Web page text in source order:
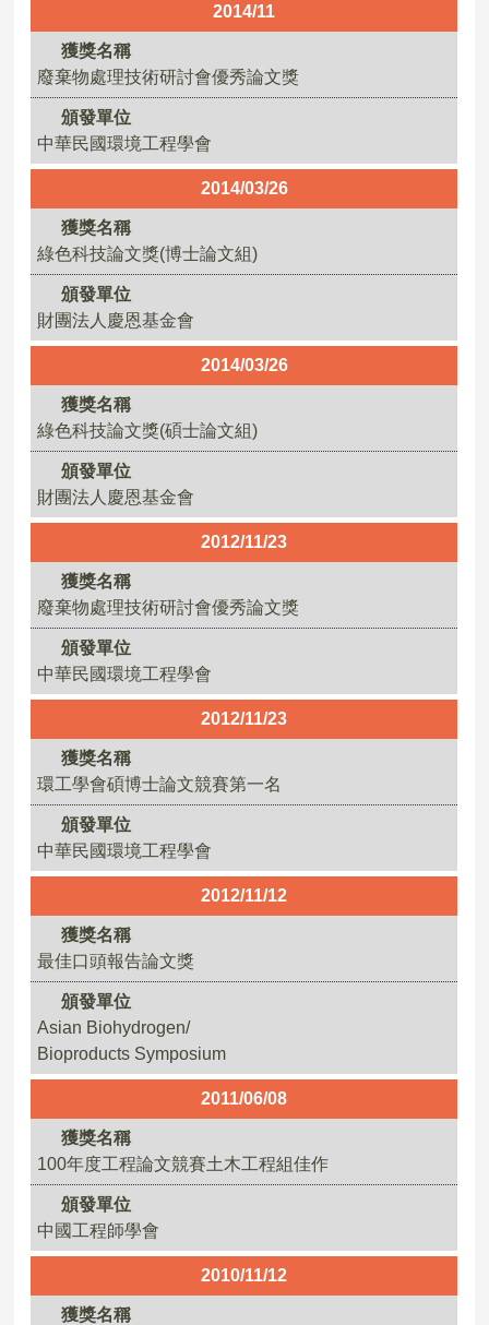
2014/11
獲獎名稱
廢棄物處理技術研討會優秀論文獎
頒發單位
中華民國環境工程學會
2014/03/26
獲獎名稱
綠色科技論文獎(博士論文組)
頒發單位
財團法人慶恩基金會
2014/03/26
獲獎名稱
綠色科技論文獎(碩士論文組)
頒發單位
財團法人慶恩基金會
2012/11/23
獲獎名稱
廢棄物處理技術研討會優秀論文獎
頒發單位
中華民國環境工程學會
2012/11/23
獲獎名稱
環工學會碩博士論文競賽第一名
頒發單位
中華民國環境工程學會
2012/11/12
獲獎名稱
最佳口頭報告論文獎
頒發單位
Asian Biohydrogen/
Bioproducts Symposium
2011/06/08
獲獎名稱
100年度工程論文競賽土木工程組佳作
頒發單位
中國工程師學會
2010/11/12
獲獎名稱